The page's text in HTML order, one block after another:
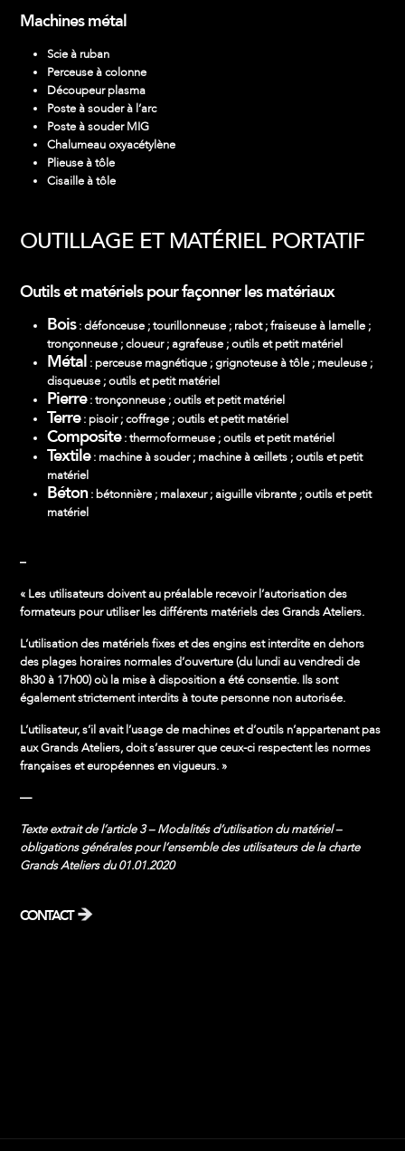
Machines métal
Scie à ruban
Perceuse à colonne
Découpeur plasma
Poste à souder à l’arc
Poste à souder MIG
Chalumeau oxyacétylène
Plieuse à tôle
Cisaille à tôle
OUTILLAGE ET MATÉRIEL PORTATIF
Outils et matériels pour façonner les matériaux
Bois: défonceuse ; tourillonneuse ; rabot ; fraiseuse à lamelle ;
tronçonneuse ; cloueur ; agrafeuse ; outils et petit matériel
Métal: perceuse magnétique ; grignoteuse à tôle ; meuleuse ;
disqueuse ; outils et petit matériel
Pierre: tronçonneuse ; outils et petit matériel
Terre: pisoir ; coffrage ; outils et petit matériel
Composite: thermoformeuse ; outils et petit matériel
Textile: machine à souder ; machine à œillets ; outils et petit
matériel
Béton: bétonnière ; malaxeur ; aiguille vibrante ; outils et petit
matériel
–
« Les utilisateurs doivent au préalable recevoir l’autorisation des
formateurs pour utiliser les différents matériels des Grands Ateliers.
L’utilisation des matériels fixes et des engins est interdite en dehors
des plages horaires normales d’ouverture (du lundi au vendredi de
8h30 à 17h00) où la mise à disposition a été consentie. Ils sont
également strictement interdits à toute personne non autorisée.
L’utilisateur, s’il avait l’usage de machines et d’outils n’appartenant pas
aux Grands Ateliers, doit s’assurer que ceux-ci respectent les normes
françaises et européennes en vigueurs. »
—
Texte extrait de l’article 3 – Modalités d’utilisation du matériel –
obligations générales pour l’ensemble des utilisateurs de la charte
Grands Ateliers du 01.01.2020
CONTACT